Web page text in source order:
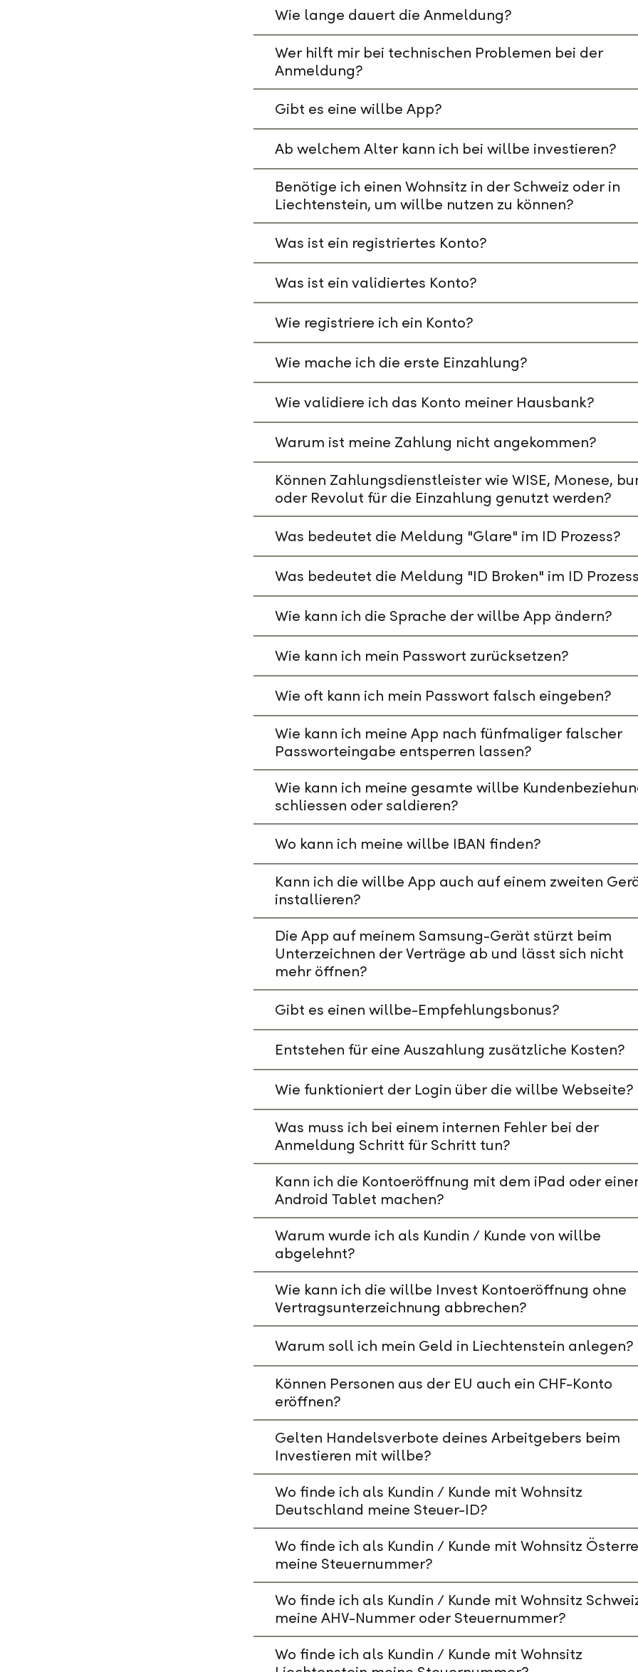
Wie lange dauert die Anmeldung?
Wer hilft mir bei technischen Problemen bei der
Anmeldung?
Gibt es eine willbe App?
Ab welchem Alter kann ich bei willbe investieren?
Benötige ich einen Wohnsitz in der Schweiz oder in
Liechtenstein, um willbe nutzen zu können?
Was ist ein registriertes Konto?
Was ist ein validiertes Konto?
Wie registriere ich ein Konto?
Wie mache ich die erste Einzahlung?
Wie validiere ich das Konto meiner Hausbank?
Warum ist meine Zahlung nicht angekommen?
Können Zahlungsdienstleister wie WISE, Monese,
oder Revolut für die Einzahlung genutzt werden?
Was bedeutet die Meldung "Glare" im ID Prozess?
Was bedeutet die Meldung "ID Broken" im ID
Wie kann ich die Sprache der willbe App ändern?
Wie kann ich mein Passwort zurücksetzen?
Wie oft kann ich mein Passwort falsch eingeben?
Wie kann ich meine App nach fünfmaliger falscher
Passworteingabe entsperren lassen?
Wie kann ich meine gesamte willbe
schliessen oder saldieren?
Wo kann ich meine willbe IBAN finden?
Kann ich die willbe App auch auf einem zweiten
installieren?
Die App auf meinem Samsung-Gerät stürzt beim
Unterzeichnen der Verträge ab und lässt sich nicht
mehr öffnen?
Gibt es einen willbe-Empfehlungsbonus?
Entstehen für eine Auszahlung zusätzliche Kosten?
Wie funktioniert der Login über die willbe Webseite?
Was muss ich bei einem internen Fehler bei der
Anmeldung Schritt für Schritt tun?
Kann ich die Kontoeröffnung mit dem iPad oder
Android Tablet machen?
Warum wurde ich als Kundin / Kunde von willbe
abgelehnt?
Wie kann ich die willbe Invest Kontoeröffnung ohne
Vertragsunterzeichnung abbrechen?
Warum soll ich mein Geld in Liechtenstein anlegen?
Können Personen aus der EU auch ein CHF-Konto
eröffnen?
Gelten Handelsverbote deines Arbeitgebers beim
Investieren mit willbe?
Wo finde ich als Kundin / Kunde mit Wohnsitz
Deutschland meine Steuer-ID?
Wo finde ich als Kundin / Kunde mit Wohnsitz
meine Steuernummer?
Wo finde ich als Kundin / Kunde mit Wohnsitz
meine AHV-Nummer oder Steuernummer?
Wo finde ich als Kundin / Kunde mit Wohnsitz